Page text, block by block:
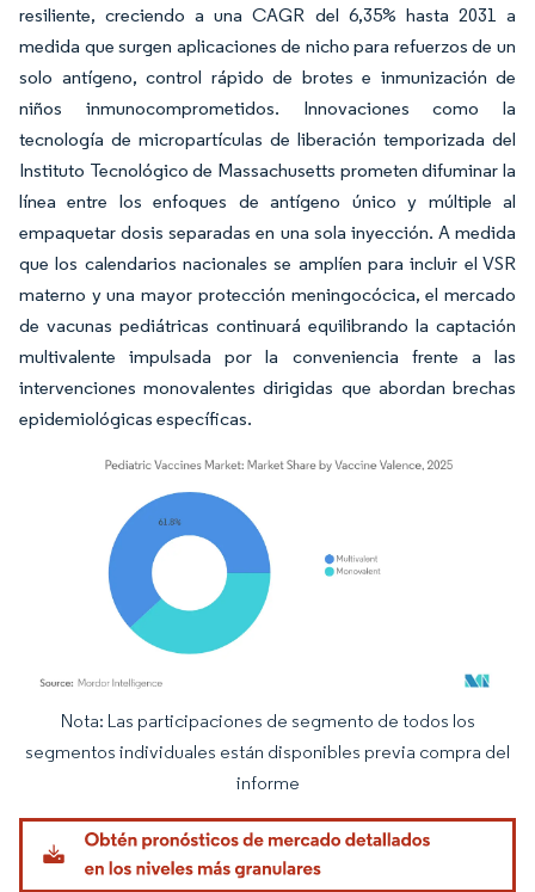
resiliente, creciendo a una CAGR del 6,35% hasta 2031 a
medida que surgen aplicaciones de nicho para refuerzos de un
solo antígeno, control rápido de brotes e inmunización de
niños inmunocomprometidos. Innovaciones como la
tecnología de micropartículas de liberación temporizada del
Instituto Tecnológico de Massachusetts prometen difuminar la
línea entre los enfoques de antígeno único y múltiple al
empaquetar dosis separadas en una sola inyección. A medida
que los calendarios nacionales se amplíen para incluir el VSR
materno y una mayor protección meningocócica, el mercado
de vacunas pediátricas continuará equilibrando la captación
multivalente impulsada por la conveniencia frente a las
intervenciones monovalentes dirigidas que abordan brechas
epidemiológicas específicas.
Imagen © Mordor Intelligence. El uso requiere atribución según CC BY 4.0.
Nota: Las participaciones de segmento de todos los
segmentos individuales están disponibles previa compra del
informe